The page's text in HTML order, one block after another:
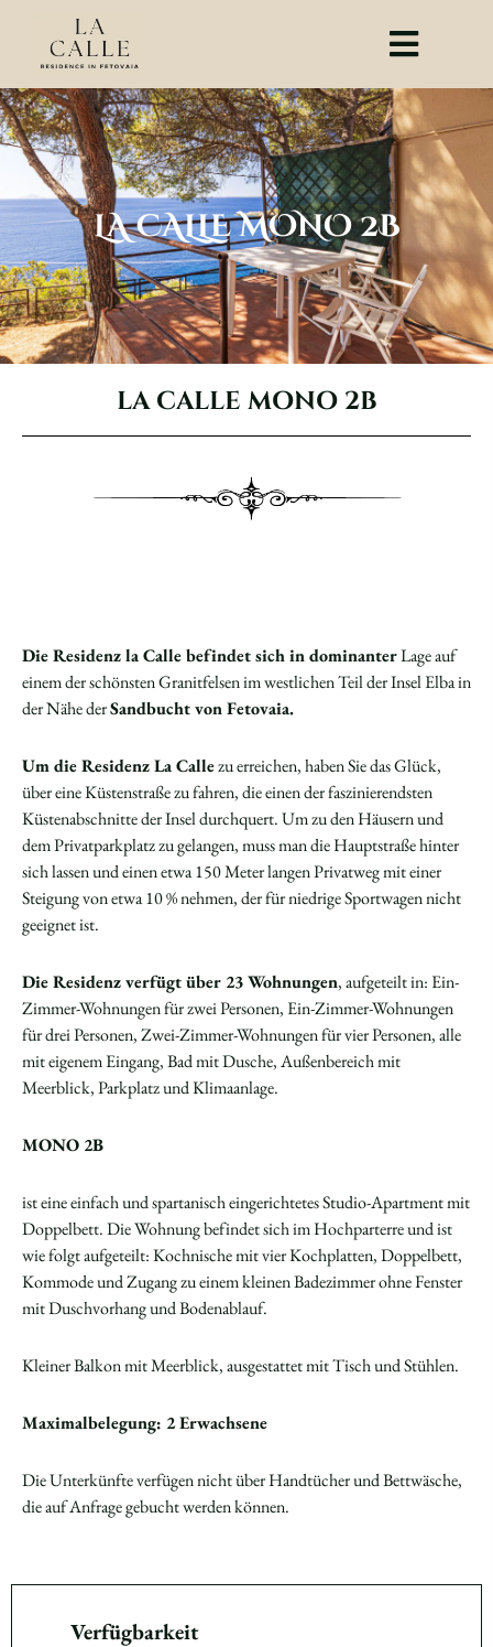
springen
LA CALLE MONO 2B
LA CALLE MONO 2B
Die Residenz la Calle befindet sich in dominanterLage auf
einem der schönsten Granitfelsen im westlichen Teil der Insel Elba in
der Nähe derSandbucht von Fetovaia.
Um die Residenz La Callezu erreichen, haben Sie das Glück,
über eine Küstenstraße zu fahren, die einen der faszinierendsten
Küstenabschnitte der Insel durchquert. Um zu den Häusern und
dem Privatparkplatz zu gelangen, muss man die Hauptstraße hinter
sich lassen und einen etwa 150 Meter langen Privatweg mit einer
Steigung von etwa 10 % nehmen, der für niedrige Sportwagen nicht
geeignet ist.
Die Residenz verfügt über 23 Wohnungen, aufgeteilt in: Ein-
Zimmer-Wohnungen für zwei Personen, Ein-Zimmer-Wohnungen
für drei Personen, Zwei-Zimmer-Wohnungen für vier Personen, alle
mit eigenem Eingang, Bad mit Dusche, Außenbereich mit
Meerblick, Parkplatz und Klimaanlage.
MONO 2B
ist eine einfach und spartanisch eingerichtetes Studio-Apartment mit
Doppelbett. Die Wohnung befindet sich im Hochparterre und ist
wie folgt aufgeteilt: Kochnische mit vier Kochplatten, Doppelbett,
Kommode und Zugang zu einem kleinen Badezimmer ohne Fenster
mit Duschvorhang und Bodenablauf.
Kleiner Balkon mit Meerblick, ausgestattet mit Tisch und Stühlen.
Maximalbelegung: 2 Erwachsene
Die Unterkünfte verfügen nicht über Handtücher und Bettwäsche,
die auf Anfrage gebucht werden können.
Verfügbarkeit